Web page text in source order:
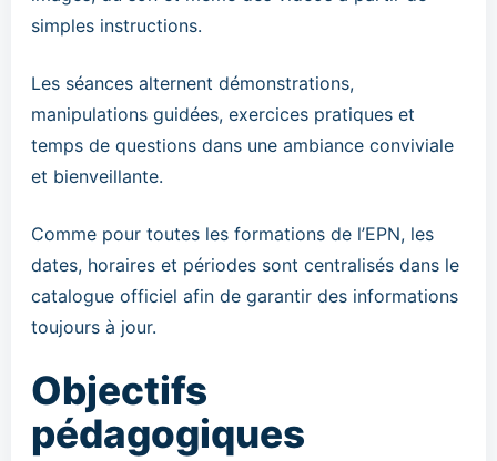
simples instructions.
Les séances alternent démonstrations,
manipulations guidées, exercices pratiques et
temps de questions dans une ambiance conviviale
et bienveillante.
Comme pour toutes les formations de l’EPN, les
dates, horaires et périodes sont centralisés dans le
catalogue officiel afin de garantir des informations
toujours à jour.
Objectifs
pédagogiques